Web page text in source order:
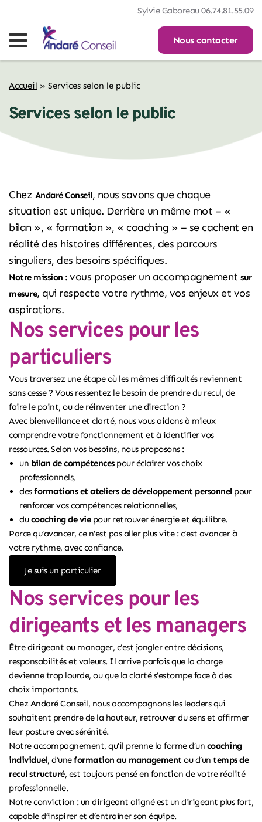
Sylvie Gaboreau 06.74.81.55.09
Nous contacter
Accueil » Services selon le public
Services selon le public
Chez Andaré Conseil, nous savons que chaque
situation est unique. Derrière un même mot – «
bilan », « formation », « coaching » – se cachent en
réalité des histoires différentes, des parcours
singuliers, des besoins spécifiques.
Notre mission :vous proposer un accompagnement sur
mesure, qui respecte votre rythme, vos enjeux et vos
aspirations.
Nos services pour les
particuliers
Vous traversez une étape où les mêmes difficultés reviennent
sans cesse ? Vous ressentez le besoin de prendre du recul, de
faire le point, ou de réinventer une direction ?
Avec bienveillance et clarté, nous vous aidons à mieux
comprendre votre fonctionnement et à identifier vos
ressources. Selon vos besoins, nous proposons :
un bilan de compétencespour éclairer vos choix
professionnels,
desformations et ateliers de développement personnel pour
renforcer vos compétences relationnelles,
ducoaching de viepour retrouver énergie et équilibre.
Parce qu’avancer, ce n’est pas aller plus vite : c’est avancer à
votre rythme, avec confiance.
Je suis un particulier
Nos services pour les
dirigeants et les managers
Être dirigeant ou manager, c’est jongler entre décisions,
responsabilités et valeurs. Il arrive parfois que la charge
devienne trop lourde, ou que la clarté s’estompe face à des
choix importants.
Chez Andaré Conseil, nous accompagnons les leaders qui
souhaitent prendre de la hauteur, retrouver du sens et affirmer
leur posture avec sérénité.
Notre accompagnement, qu’il prenne la forme d’un coaching
individuel, d’uneformation au management ou d’un temps de
recul structuré, est toujours pensé en fonction de votre réalité
professionnelle.
Notre conviction : un dirigeant aligné est un dirigeant plus fort,
capable d’inspirer et d’entraîner son équipe.